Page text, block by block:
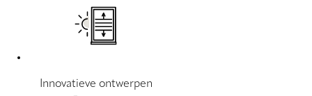
Innovatieve ontwerpen